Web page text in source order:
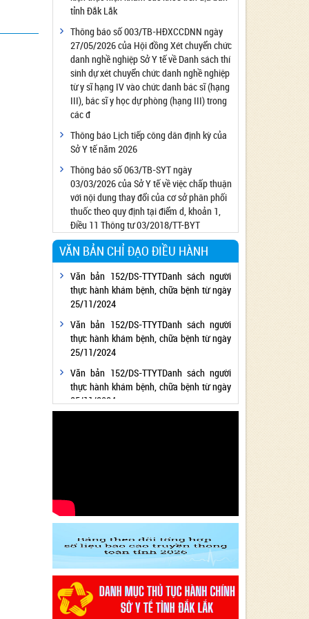
Công bố đủ điều kiện cung cấp dịch vụ diệt
côn trùng, diệt khuẩn bằng chế phẩm
Công bố cơ sở đủ điều kiện quan trắc môi
trường lao động
Công bố hồ sơ về trang thiết bị y tế
Công bố cơ sở đủ điều kiện tiêm chủng
Cơ sở Massage đủ điều kiện hoạt động
Cơ sở thẩm mỹ đủ điều kiện hoạt động
tỉnh Đắk Lắk
Thông báo số 003/TB-HĐXCCDNN ngày
27/05/2026 của Hội đồng Xét chuyển chức
danh nghề nghiệp Sở Y tế về Danh sách thí
sinh dự xét chuyển chức danh nghề nghiệp
từ y sĩ hạng IV vào chức danh bác sĩ (hạng
III), bác sĩ y học dự phòng (hạng III) trong
các đ
Thông báo Lịch tiếp công dân định kỳ của
Sở Y tế năm 2026
Thông báo số 063/TB-SYT ngày
03/03/2026 của Sở Y tế về việc chấp thuận
với nội dung thay đổi của cơ sở phân phối
thuốc theo quy định tại điểm d, khoản 1,
Điều 11 Thông tư 03/2018/TT-BYT
VĂN BẢN CHỈ ĐẠO ĐIỀU HÀNH
Văn bản 152/DS-TTYTDanh sách người
thực hành khám bệnh, chữa bệnh từ ngày
25/11/2024
Văn bản 152/DS-TTYTDanh sách người
thực hành khám bệnh, chữa bệnh từ ngày
25/11/2024
Văn bản 152/DS-TTYTDanh sách người
thực hành khám bệnh, chữa bệnh từ ngày
25/11/2024
2024 - Lĩnh vực Y tế
Văn bản 24/KH-SYT về việc thực hiện
Chương trình hành động thực hiện Nghị
quyết số 01/NQ-CP ngày 05/01/2024 của
Chính phủ về nhiệm vụ, giải pháp chủ yếu
thực hiện Kế hoạch phát triển kinh tế - xã
hội và Dự toán ngân sách nhà nước năm
2024 - Lĩnh vực Y tế